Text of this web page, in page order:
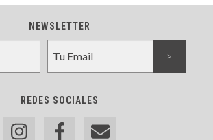
NEWSLETTER
REDES SOCIALES